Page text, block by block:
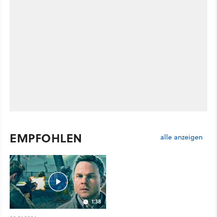
EMPFOHLEN alle anzeigen
1:38